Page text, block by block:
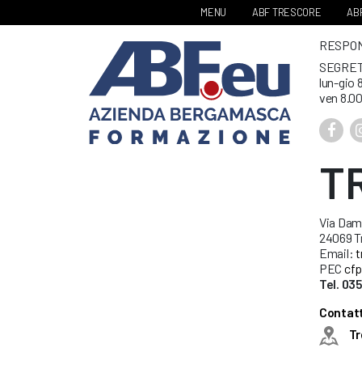
MENU ABF TRESCORE
lun-gio
ven
Via
24069
Email:
PEC
Tel.